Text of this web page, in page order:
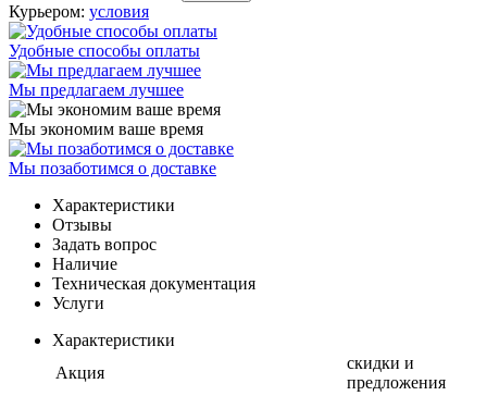
Курьером: условия
Удобные способы оплаты
Мы предлагаем лучшее
Мы экономим ваше время
Мы позаботимся о доставке
Характеристики
Отзывы
Задать вопрос
Наличие
Техническая документация
Услуги
Характеристики
Акция
скидки и
предложения